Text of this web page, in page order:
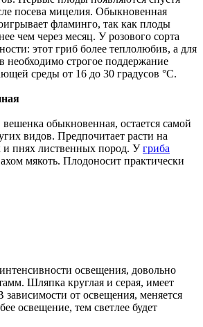
посева мицелия. Обыкновенная
фламинго, так как плоды
чем через месяц. У розового сорта
этот гриб более теплолюбив, а для
необходимо строгое поддержание
среды от 16 до 30 градусов °С.
вешенка обыкновенная, остается самой
видов. Предпочитает расти на
и пнях лиственных пород. Угриба
мякоть. Плодоносит практически
освещения, довольно
Шляпка круглая и серая, имеет
от освещения, меняется
освещение, тем светлее будет